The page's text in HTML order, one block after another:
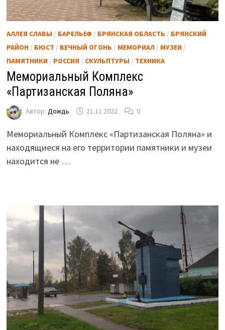
АЛЛЕЯ СЛАВЫ / БАРЕЛЬЕФ / БРЯНСКАЯ ОБЛАСТЬ / БРЯНСКИЙ
РАЙОН/ БЮСТ / ВЕЧНЫЙ ОГОНЬ / МЕМОРИАЛ/ МУЗЕИ/
ПАМЯТНИКИ/ РОССИЯ / СКУЛЬПТУРЫ / ТЕХНИКА
Мемориальный Комплекс
«Партизанская Поляна»
Автор: Дождь 21.11.2022 0
Мемориальный Комплекс «Партизанская Поляна» и
находящиеся на его территории памятники и музеи
находится не …